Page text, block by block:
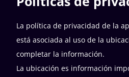
La política de privacidad de la
está asociada al uso de la
completar la información.
La ubicación es información